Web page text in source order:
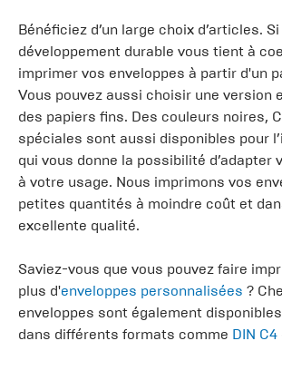
Bénéficiez d’un large choix d’articles. Si
développement durable vous tient à
imprimer vos enveloppes à partir d'un
Vous pouvez aussi choisir une version
des papiers fins. Des couleurs noires,
spéciales sont aussi disponibles pour
qui vous donne la possibilité d’adapter
à votre usage. Nous imprimons vos
petites quantités à moindre coût et
excellente qualité.
Saviez-vous que vous pouvez faire
plus d'enveloppes personnalisées ?
enveloppes sont également
dans différents formats comme DIN C4